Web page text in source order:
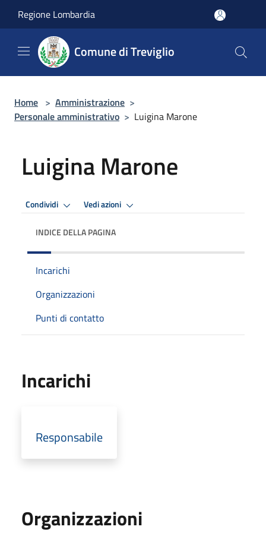
Regione Lombardia
Comune di Treviglio
Home > Amministrazione >
Personale amministrativo > Luigina Marone
Luigina Marone
Condividi Vedi azioni
INDICE DELLA PAGINA
Incarichi
Organizzazioni
Punti di contatto
Incarichi
Responsabile
Organizzazioni